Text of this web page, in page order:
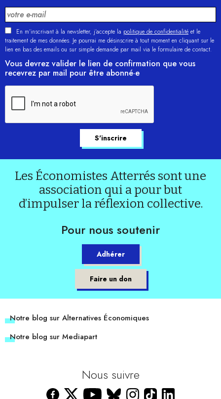
En m'inscrivant à la newsletter, j’accepte la politique de confidentialité et le
traitement de mes données. Je pourrai me désinscrire à tout moment en cliquant sur le
lien en bas des emails ou sur simple demande par mail via le formulaire de contact.
Vous devrez valider le lien de confirmation que vous
recevrez par mail pour être abonné·e
Les Économistes Atterrés sont une
association qui a pour but
d’impulser la réflexion collective.
Pour nous soutenir
Adhérer
Faire un don
Notre blog sur Alternatives Économiques
Notre blog sur Mediapart
Nous suivre